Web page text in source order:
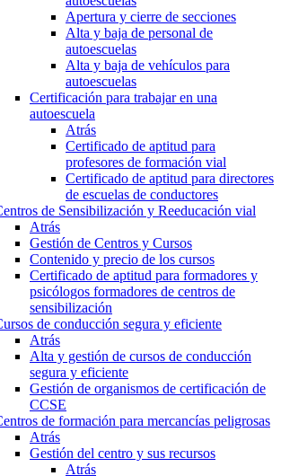
Apertura y cierre de secciones
Alta y baja de personal de
autoescuelas
Alta y baja de vehículos para
autoescuelas
Certificación para trabajar en una
autoescuela
Atrás
Certificado de aptitud para
profesores de formación vial
Certificado de aptitud para directores
de escuelas de conductores
de Sensibilización y Reeducación vial
Atrás
Gestión de Centros y Cursos
Contenido y precio de los cursos
Certificado de aptitud para formadores y
psicólogos formadores de centros de
sensibilización
de conducción segura y eficiente
Atrás
Alta y gestión de cursos de conducción
segura y eficiente
Gestión de organismos de certificación de
CCSE
de formación para mercancías peligrosas
Atrás
Gestión del centro y sus recursos
Atrás